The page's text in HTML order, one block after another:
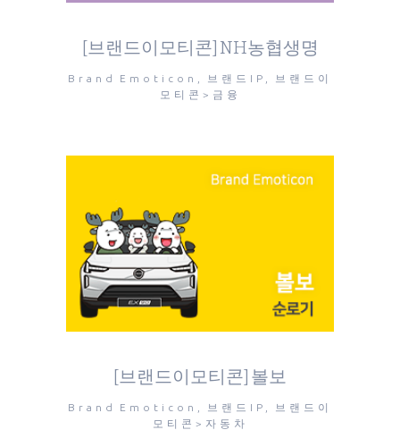
[브랜드이모티콘] NH농협생명
Brand Emoticon, 브랜드IP, 브랜드이
모티콘>금융
[브랜드이모티콘] 볼보
Brand Emoticon, 브랜드IP, 브랜드이
모티콘>자동차